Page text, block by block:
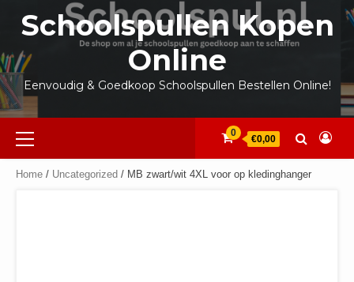
inhoud
Schoolspullen Kopen
Online
Eenvoudig & Goedkoop Schoolspullen Bestellen Online!
Primair
menu
0
€0,00
Home / Uncategorized / MB zwart/wit 4XL voor op kledinghanger